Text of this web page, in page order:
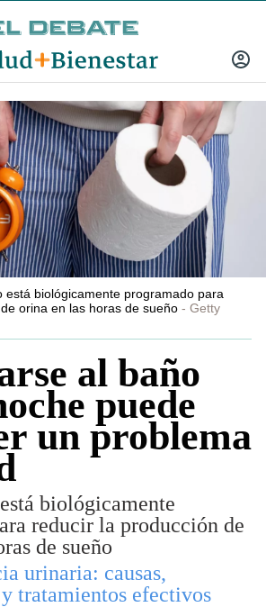
INICIAR
está biológicamente programado para
orina en las horas de sueño
Getty
al baño
puede
un problema
biológicamente
reducir la producción de
de sueño
urinaria: causas,
tratamientos efectivos